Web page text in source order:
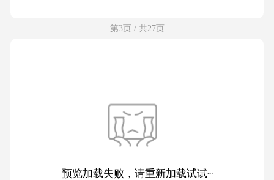
第3页 / 共27页
预览加载失败，请重新加载试试~